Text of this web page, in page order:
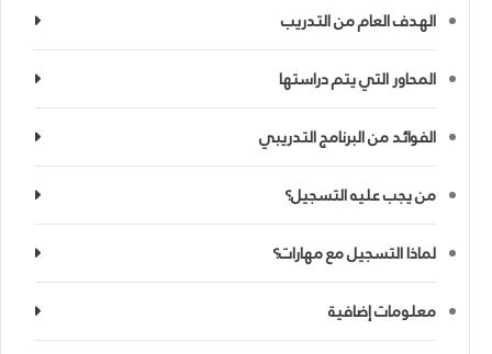
الهدف العام من التدريب
المحاور التي يتم دراستها
الفوائد من البرنامج التدريبي
من يجب عليه التسجيل؟
لماذا التسجيل مع مهارات؟
معلومات إضافية